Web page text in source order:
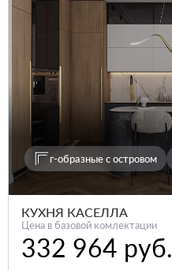
г-образные с островом
КУХНЯ КАСЕЛЛА
Цена в базовой комлектации
332 964 руб.